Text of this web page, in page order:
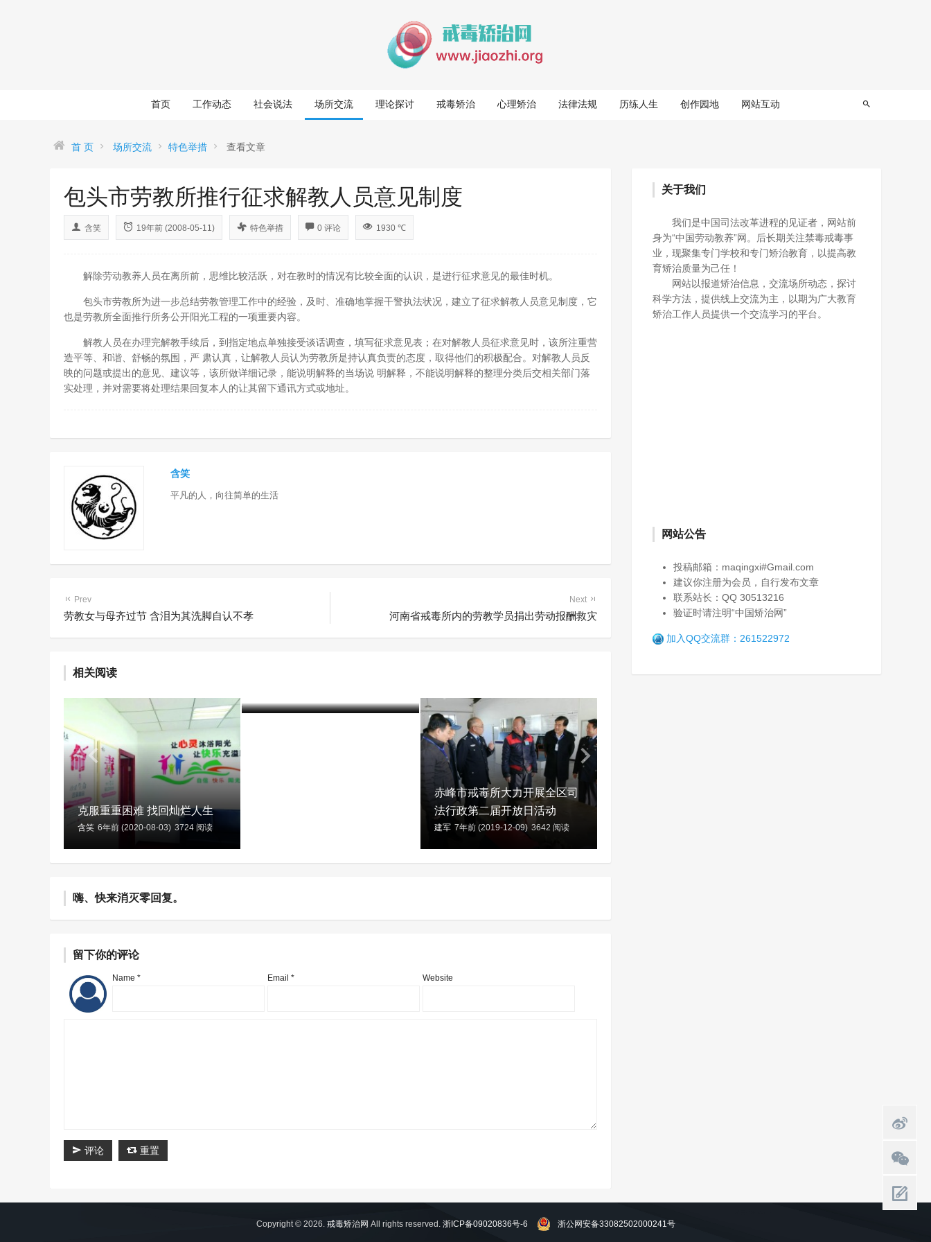
首页 工作动态 社会说法 场所交流 理论探讨 戒毒矫治 心理矫治 法律法规 历练人生 创作园地 网站互动
首 页 场所交流 特色举措 查看文章
包头市劳教所推行征求解教人员意见制度
含笑 19年前 (2008-05-11) 特色举措 0 评论 1930 ℃
解除劳动教养人员在离所前，思维比较活跃，对在教时的情况有比较全面的认识，是进行征求意见的最佳时机。
包头市劳教所为进一步总结劳教管理工作中的经验，及时、准确地掌握干警执法状况，建立了征求解教人员意见制度，它
也是劳教所全面推行所务公开阳光工程的一项重要内容。
解教人员在办理完解教手续后，到指定地点单独接受谈话调查，填写征求意见表；在对解教人员征求意见时，该所注重营
造平等、和谐、舒畅的氛围，严 肃认真，让解教人员认为劳教所是持认真负责的态度，取得他们的积极配合。对解教人员反
映的问题或提出的意见、建议等，该所做详细记录，能说明解释的当场说 明解释，不能说明解释的整理分类后交相关部门落
实处理，并对需要将处理结果回复本人的让其留下通讯方式或地址。
含笑
平凡的人，向往简单的生活
Prev
劳教女与母齐过节 含泪为其洗脚自认不孝
Next
河南省戒毒所内的劳教学员捐出劳动报酬救灾
相关阅读
克服重重困难 找回灿烂人生
含笑 6年前 (2020-08-03) 3724 阅读
乌海市强制隔离戒毒所创新戒
赤峰市戒毒所大力开展全区司
法行政第二届开放日活动
建军 7年前 (2019-12-09) 3642 阅读
加强爱国主义思想教育
嗨、快来消灭零回复。
留下你的评论
Name * Email * Website
评论 重置
关于我们
我们是中国司法改革进程的见证者，网站前
身为“中国劳动教养”网。后长期关注禁毒戒毒事
业，现聚集专门学校和专门矫治教育，以提高教
育矫治质量为己任！
网站以报道矫治信息，交流场所动态，探讨
科学方法，提供线上交流为主，以期为广大教育
矫治工作人员提供一个交流学习的平台。
网站公告
投稿邮箱：maqingxi#Gmail.com
建议你注册为会员，自行发布文章
联系站长：QQ 30513216
验证时请注明“中国矫治网”
加入QQ交流群：261522972
Copyright © 2026. 戒毒矫治网 All rights reserved. 浙ICP备09020836号-6 浙公网安备33082502000241号